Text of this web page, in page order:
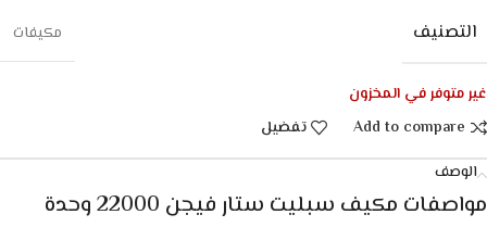
التصنيف مكيفات
غير متوفر في المخزون
Add to compare
تفضيل
الوصف
مواصفات مكيف سبليت ستار فيجن 22000 وحدة